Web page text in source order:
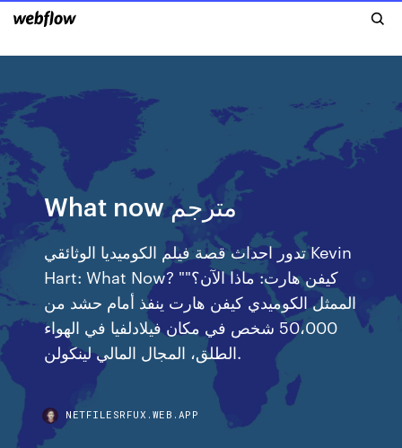
What now مترجم
تدور احداث قصة فيلم الكوميديا الوثائقي Kevin
Hart: What Now? "كيفن هارت: ماذا الآن؟"
الممثل الكوميدي كيفن هارت ينفذ أمام حشد من
50،000 شخص في مكان فيلادلفيا في الهواء
الطلق، المجال المالي لينكولن.
NETFILESRFUX.WEB.APP